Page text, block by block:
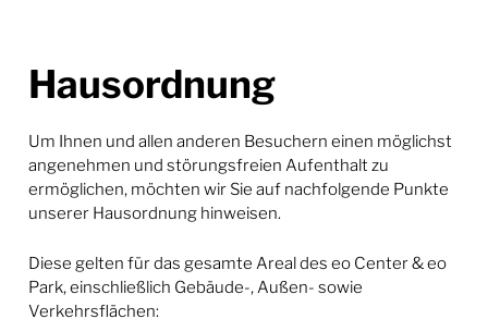
Hausordnung
Um Ihnen und allen anderen Besuchern einen möglichst
angenehmen und störungsfreien Aufenthalt zu
ermöglichen, möchten wir Sie auf nachfolgende Punkte
unserer Hausordnung hinweisen.
Diese gelten für das gesamte Areal des eo Center & eo
Park, einschließlich Gebäude-, Außen- sowie
Verkehrsflächen: